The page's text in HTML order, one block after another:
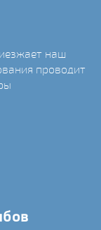
наш
проводит